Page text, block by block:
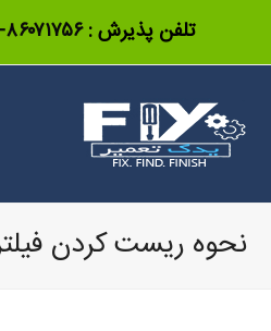
تلفن پذیرش :۸۶۰۷۱۷۵۶-۰۲۱
نحوه ریست کردن